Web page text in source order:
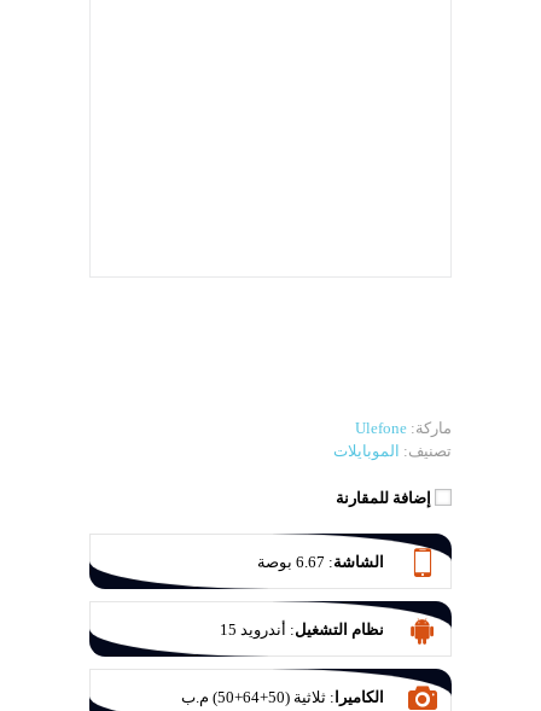
ماركة: Ulefone
تصنيف: الموبايلات
إضافة للمقارنة
الشاشة: 6.67 بوصة
نظام التشغيل: أندرويد 15
الكاميرا : ثلاثية (50+64+50) م.ب